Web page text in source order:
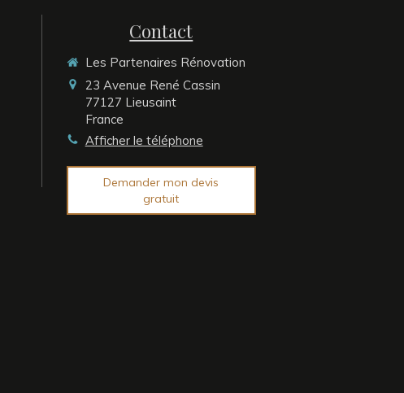
Contact
Les Partenaires Rénovation
23 Avenue René Cassin
77127 Lieusaint
France
Afficher le téléphone
Demander mon devis
gratuit